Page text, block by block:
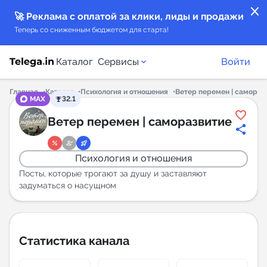
close
🚀 Реклама с оплатой за клики, лиды и продажи
Теперь со сниженным бюджетом для старта!
Каталог Сервисы
Каталог каналов
Каталог ботов
Горящие предложения
Индекс читаемости каналов в Telegram
Аналитика MAX каналов
Войти
Главная Каталог Психология и отношения
Ветер перемен |
MAX
32.1
Ветер перемен | саморазвитие
Психология и отношения
Посты, которые трогают за душу и заставляют
задуматься о насущном
Статистика канала